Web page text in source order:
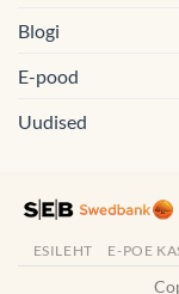
Blogi
E-pood
Uudised
ESILEHT E-POE